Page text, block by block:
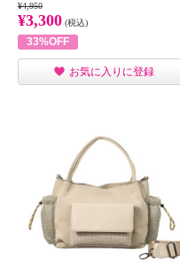
¥4,950
¥3,300 (税込)
33%OFF
お気に入りに登録